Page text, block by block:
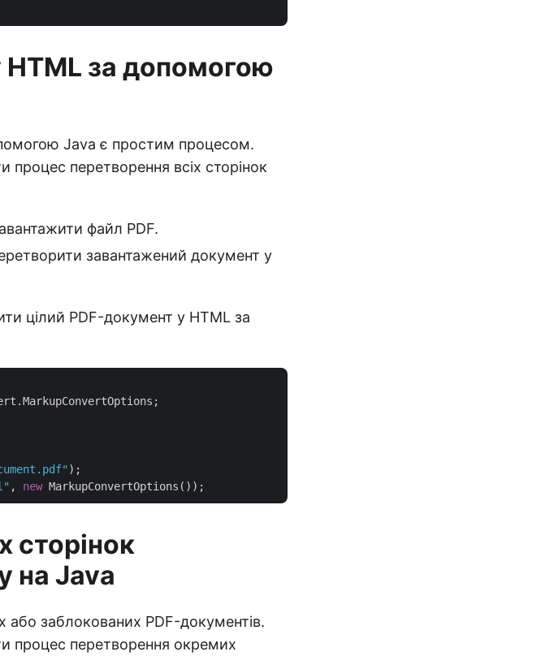
HTML за допомогою
Java є простим процесом.
перетворення всіх сторінок
файл PDF.
завантажений документ у
цілий PDF-документ у HTML за
);
, new
сторінок
на Java
заблокованих PDF-документів.
процес перетворення окремих